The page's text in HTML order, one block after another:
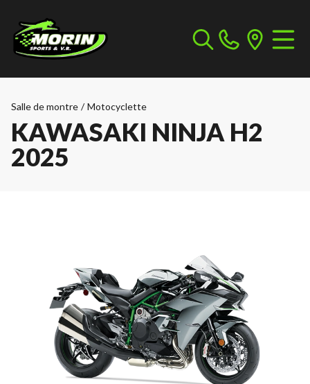
Salle de montre / Motocyclette
KAWASAKI NINJA H2
2025